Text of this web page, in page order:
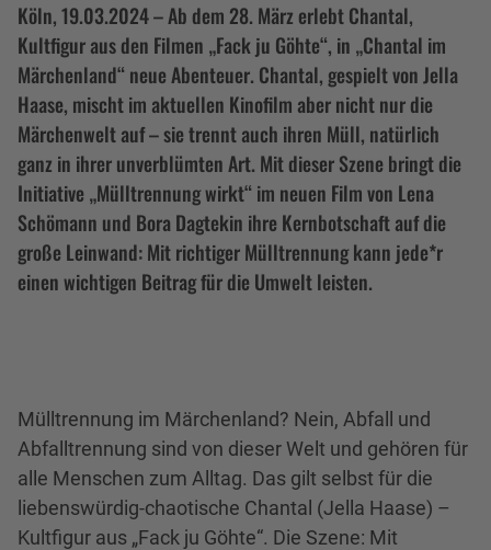
Köln, 19.03.2024 – Ab dem 28. März erlebt Chantal,
Kultfigur aus den Filmen „Fack ju Göhte“, in „Chantal im
Märchenland“ neue Abenteuer. Chantal, gespielt von Jella
Haase, mischt im aktuellen Kinofilm aber nicht nur die
Märchenwelt auf – sie trennt auch ihren Müll, natürlich
ganz in ihrer unverblümten Art. Mit dieser Szene bringt die
Initiative „Mülltrennung wirkt“ im neuen Film von Lena
Schömann und Bora Dagtekin ihre Kernbotschaft auf die
große Leinwand: Mit richtiger Mülltrennung kann jede*r
einen wichtigen Beitrag für die Umwelt leisten.
Mülltrennung im Märchenland? Nein, Abfall und
Abfalltrennung sind von dieser Welt und gehören für
alle Menschen zum Alltag. Das gilt selbst für die
liebenswürdig-chaotische Chantal (Jella Haase) –
Kultfigur aus „Fack ju Göhte“. Die Szene: Mit